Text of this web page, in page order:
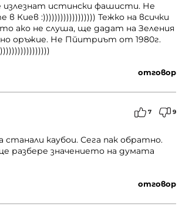
истински фашисти. Не
Киев :)))))))))))))))))) Тежко на всички
ако не слуша, ще дадат на Зеления
оръжие. Не Пйитриът от 1980г.
отговор
7 9
станали каубои. Сега пак обратно.
разбере значението на думата
отговор